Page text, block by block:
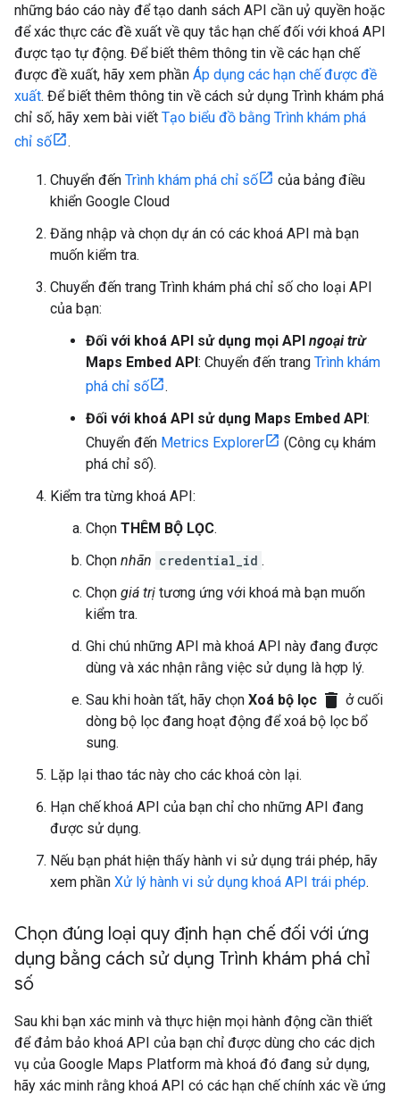
những báo cáo này để tạo danh sách API cần uỷ quyền hoặc
để xác thực các đề xuất về quy tắc hạn chế đối với khoá API
được tạo tự động. Để biết thêm thông tin về các hạn chế
được đề xuất, hãy xem phần Áp dụng các hạn chế được đề
xuất. Để biết thêm thông tin về cách sử dụng Trình khám phá
chỉ số, hãy xem bài viết Tạo biểu đồ bằng Trình khám phá
chỉ số
.
Chuyển đến Trình khám phá chỉ số
của bảng điều
khiển Google Cloud
Đăng nhập và chọn dự án có các khoá API mà bạn
muốn kiểm tra.
Chuyển đến trang Trình khám phá chỉ số cho loại API
của bạn:
Đối với khoá API sử dụng mọi API ngoại trừ
Maps Embed API: Chuyển đến trang Trình khám
phá chỉ số
.
Đối với khoá API sử dụng Maps Embed API:
Chuyển đến Metrics Explorer
(Công cụ khám
phá chỉ số).
Kiểm tra từng khoá API:
Chọn THÊM BỘ LỌC.
Chọn nhãn credential_id .
Chọn giá trị tương ứng với khoá mà bạn muốn
kiểm tra.
Ghi chú những API mà khoá API này đang được
dùng và xác nhận rằng việc sử dụng là hợp lý.
Sau khi hoàn tất, hãy chọn Xoá bộ lọc delete ở cuối
dòng bộ lọc đang hoạt động để xoá bộ lọc bổ
sung.
Lặp lại thao tác này cho các khoá còn lại.
Hạn chế khoá API của bạn chỉ cho những API đang
được sử dụng.
Nếu bạn phát hiện thấy hành vi sử dụng trái phép, hãy
xem phần Xử lý hành vi sử dụng khoá API trái phép.
Chọn đúng loại quy định hạn chế đối với ứng
dụng bằng cách sử dụng Trình khám phá chỉ
số
Sau khi bạn xác minh và thực hiện mọi hành động cần thiết
để đảm bảo khoá API của bạn chỉ được dùng cho các dịch
vụ của Google Maps Platform mà khoá đó đang sử dụng,
hãy xác minh rằng khoá API có các hạn chế chính xác về ứng